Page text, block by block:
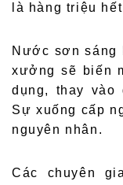
là hàng triệu
Nước sơn sáng
xưởng sẽ biến
dụng, thay
Sự xuống cấp
nguyên nhân.
Các chuyên